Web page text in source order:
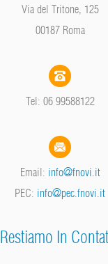
Via del Tritone, 125
00187 Roma
Tel: 06 99588122
Email: info@fnovi.it
PEC: info@pec.fnovi.it
Restiamo In